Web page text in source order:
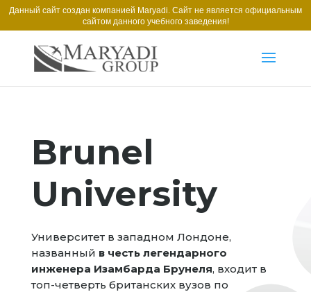
Данный сайт создан компанией Maryadi. Сайт не является официальным
сайтом данного учебного заведения!
Brunel
University
Университет в западном Лондоне,
названный в честь легендарного
инженера Изамбарда Брунеля, входит в
топ-четверть британских вузов по